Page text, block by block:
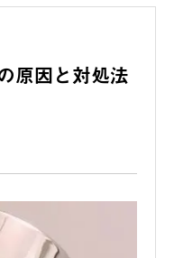
原因と対処法